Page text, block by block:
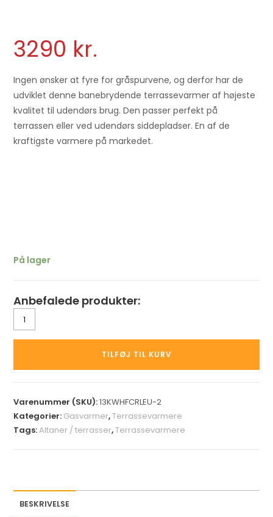
3290 kr.
Ingen ønsker at fyre for gråspurvene, og derfor har de
udviklet denne banebrydende terrassevarmer af højeste
kvalitet til udendørs brug. Den passer perfekt på
terrassen eller ved udendørs siddepladser. En af ​​de
kraftigste varmere på markedet.
På lager
Anbefalede produkter:
TILFØJ TIL KURV
Varenummer (SKU):13KWHFCRLEU-2
Kategorier: Gasvarmer,Terrassevarmere
Tags:Altaner / terrasser,Terrassevarmere
BESKRIVELSE